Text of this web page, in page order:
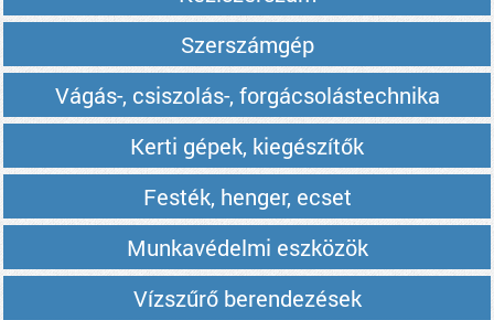
Szerszámgép
Vágás-, csiszolás-, forgácsolástechnika
Kerti gépek, kiegészítők
Festék, henger, ecset
Munkavédelmi eszközök
Vízszűrő berendezések